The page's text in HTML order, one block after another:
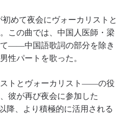
めて夜会にヴォーカリストと
この曲では、中国人医師・梁
――中国語歌詞の部分を除き
パートを歌った。
トとヴォーカリスト――の役
彼が再び夜会に参加した
降、より積極的に活用される